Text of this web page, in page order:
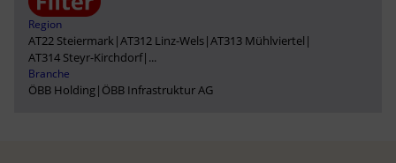
Region
AT22 Steiermark |AT312 Linz-Wels|AT313 Mühlviertel |
AT314 Steyr-Kirchdorf| ...
Branche
ÖBB Holding| ÖBB Infrastruktur AG